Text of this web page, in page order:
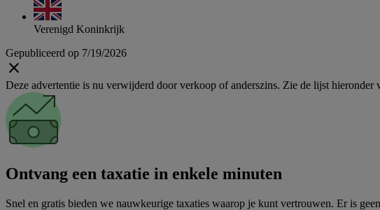
Verenigd Koninkrijk
Gepubliceerd op 7/19/2026
Deze advertentie is nu verwijderd door verkoop of anderszins. Zie de lijst hieronder
Ontvang een taxatie in enkele minuten
Snel en gratis bieden we nauwkeurige taxaties waarop je kunt vertrouwen. Er is